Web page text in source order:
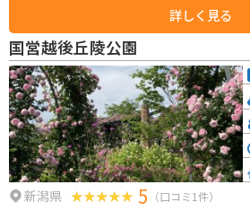
詳しく見る
国営越後丘陵公園
新潟県 5 （口コミ1件）